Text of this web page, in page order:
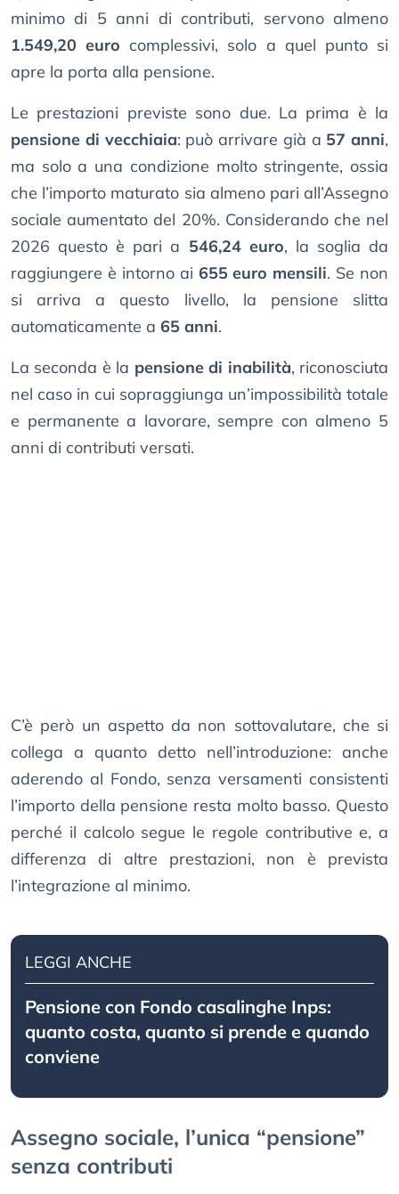
minimo di 5 anni di contributi, servono almeno
1.549,20 euro complessivi, solo a quel punto si
apre la porta alla pensione.
Le prestazioni previste sono due. La prima è la
pensione di vecchiaia: può arrivare già a 57 anni,
ma solo a una condizione molto stringente, ossia
che l’importo maturato sia almeno pari all’Assegno
sociale aumentato del 20%. Considerando che nel
2026 questo è pari a 546,24 euro, la soglia da
raggiungere è intorno ai 655 euro mensili. Se non
si arriva a questo livello, la pensione slitta
automaticamente a 65 anni.
La seconda è la pensione di inabilità, riconosciuta
nel caso in cui sopraggiunga un’impossibilità totale
e permanente a lavorare, sempre con almeno 5
anni di contributi versati.
C’è però un aspetto da non sottovalutare, che si
collega a quanto detto nell’introduzione: anche
aderendo al Fondo, senza versamenti consistenti
l’importo della pensione resta molto basso. Questo
perché il calcolo segue le regole contributive e, a
differenza di altre prestazioni, non è prevista
l’integrazione al minimo.
LEGGI ANCHE
Pensione con Fondo casalinghe Inps:
quanto costa, quanto si prende e quando
conviene
Assegno sociale, l’unica “pensione”
senza contributi